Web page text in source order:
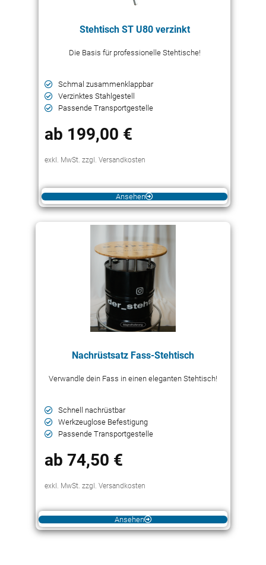
Stehtisch ST U80 verzinkt
Die Basis für professionelle Stehtische!
Schmal zusammenklappbar
Verzinktes Stahlgestell
Passende Transportgestelle
ab 199,00 €
exkl. MwSt. zzgl. Versandkosten
Ansehen
Nachrüstsatz Fass-Stehtisch
Verwandle dein Fass in einen eleganten Stehtisch!
Schnell nachrüstbar
Werkzeuglose Befestigung
Passende Transportgestelle
ab 74,50 €
exkl. MwSt. zzgl. Versandkosten
Ansehen